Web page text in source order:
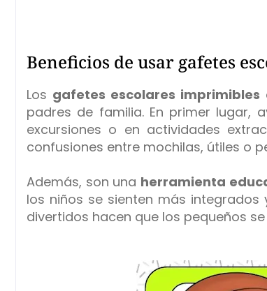
Beneficios de usar gafetes
Los gafetes escolares imprimibles
padres de familia. En primer lugar,
excursiones o en actividades
confusiones entre mochilas, útiles o
Además, son una herramienta
los niños se sienten más
divertidos hacen que los pequeños